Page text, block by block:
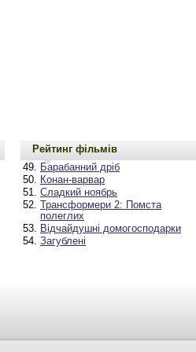
Рейтинг фільмів
Барабанний дріб
Конан-варвар
Сладкий ноябрь
Трансформери 2: Помста
полеглих
Відчайдушні домогосподарки
Загублені